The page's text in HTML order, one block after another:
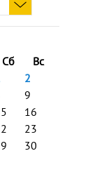
Сб
Вс
2
9
16
23
30